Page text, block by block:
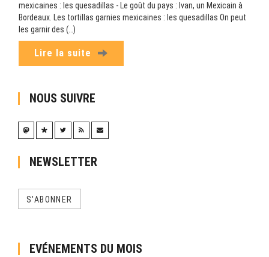
mexicaines : les quesadillas - Le goût du pays : Ivan, un Mexicain à
Bordeaux. Les tortillas garnies mexicaines : les quesadillas On peut
les garnir des (…)
Lire la suite
NOUS SUIVRE
NEWSLETTER
S'ABONNER
EVÉNEMENTS DU MOIS